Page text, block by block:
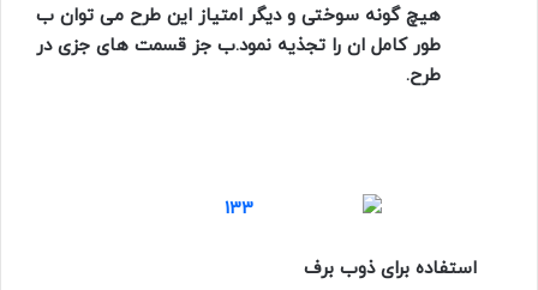
هیچ گونه سوختی و دیگر امتیاز این طرح می توان ب
طور کامل ان را تجذیه نمود.ب جز قسمت های جزی در
طرح.
استفاده برای ذوب برف